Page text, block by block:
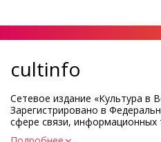
cultinfo
Сетевое издание «Культура в
Зарегистрировано в
сфере связи, информационных
коммуникаций.